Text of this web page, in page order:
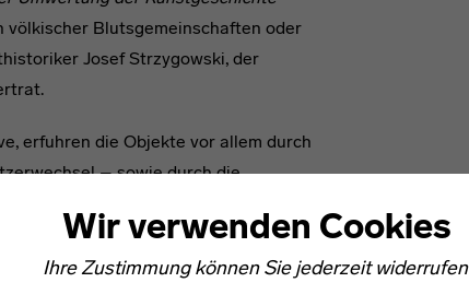
Wir verwenden Cookies
Ihre Zustimmung können Sie jederzeit
völkischer Blutsgemeinschaften oder
Josef Strzygowski, der
erfuhren die Objekte vor allem durch
– sowie durch die
vor möglichst neutralem Grund,
transformiert. Mit dem grundlegenden
Warenförmigkeit sowie die